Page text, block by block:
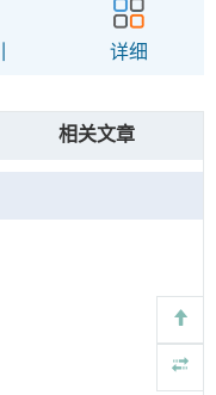
详细
相关文章